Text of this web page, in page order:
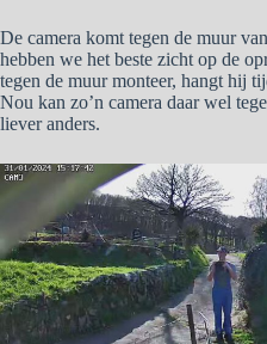
De camera komt tegen de muur
hebben we het beste zicht op de
tegen de muur monteer, hangt hij
Nou kan zo’n camera daar wel
liever anders.